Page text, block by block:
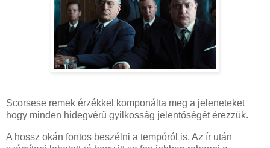
Scorsese remek érzékkel komponálta meg a jeleneteket
hogy minden hidegvérű gyilkosság jelentőségét érezzük.
A hossz okán fontos beszélni a tempóról is. Az ír után